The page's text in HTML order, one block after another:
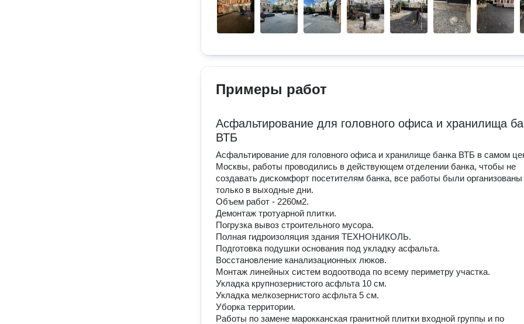
Примеры работ
Асфальтирование для головного офиса и хранилища
ВТБ
Асфальтирование для головного офиса и хранилище банка ВТБ в самом
Москвы, работы проводились в действующем отделении банка, чтобы не
создавать дискомфорт посетителям банка, все работы были организованы
только в выходные дни.
Объем работ - 2260м2.
Демонтаж тротуарной плитки.
Погрузка вывоз строительного мусора.
Полная гидроизоляция здания ТЕХНОНИКОЛЬ.
Подготовка подушки основания под укладку асфальта.
Восстановление канализационных люков.
Монтаж линейных систем водоотвода по всему периметру участка.
Укладка крупнозернистого асфльта 10 см.
Укладка мелкозернистого асфльта 5 см.
Уборка территории.
Работы по замене марокканская гранитной плитки входной группы и по